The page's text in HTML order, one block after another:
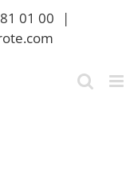
01 00
|